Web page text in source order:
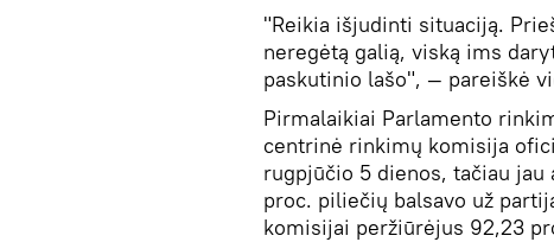
"Reikia išjudinti situaciją.
neregėtą galią, viską ims
paskutinio lašo", — pareiškė
Pirmalaikiai Parlamento
centrinė rinkimų komisija
rugpjūčio 5 dienos, tačiau jau
proc. piliečių balsavo už
komisijai peržiūrėjus 92,23